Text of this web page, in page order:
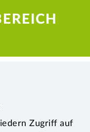
Zugriff auf